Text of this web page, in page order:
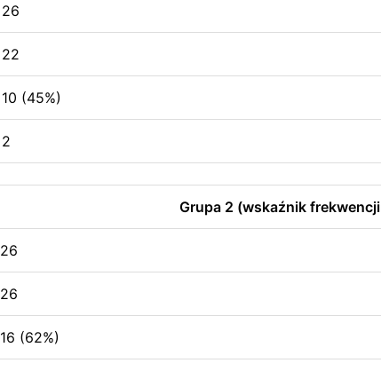
26
22
10 (45%)
2
Grupa 2 (wskaźnik
26
26
16 (62%)